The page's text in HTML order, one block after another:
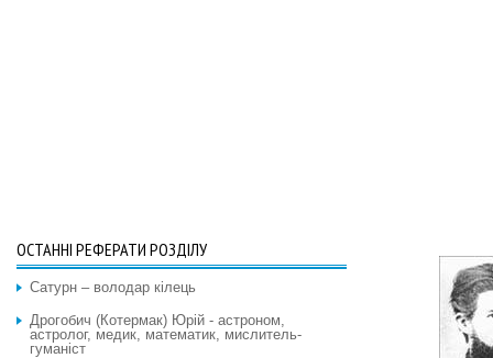
ОСТАННІ РЕФЕРАТИ РОЗДІЛУ
Сатурн – володар кілець
Дрогобич (Котермак) Юрій - астроном,
астролог, медик, математик, мислитель-
гуманіст